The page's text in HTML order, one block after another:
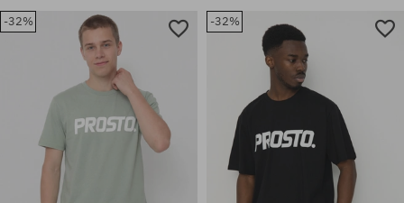
-32% -32%